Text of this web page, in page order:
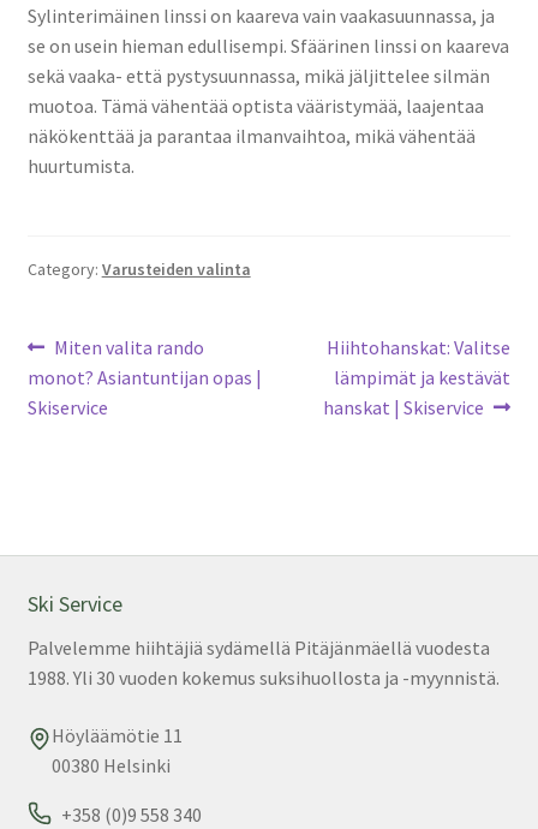
Sylinterimäinen linssi on kaareva vain vaakasuunnassa, ja
se on usein hieman edullisempi. Sfäärinen linssi on kaareva
sekä vaaka- että pystysuunnassa, mikä jäljittelee silmän
muotoa. Tämä vähentää optista vääristymää, laajentaa
näkökenttää ja parantaa ilmanvaihtoa, mikä vähentää
huurtumista.
Category: Varusteiden valinta
Artikkelien
selaus
Previous
post:
Miten valita rando
monot? Asiantuntijan opas |
Skiservice
Next
post:
Hiihtohanskat: Valitse
lämpimät ja kestävät
hanskat | Skiservice
Ski Service
Palvelemme hiihtäjiä sydämellä Pitäjänmäellä vuodesta
1988. Yli 30 vuoden kokemus suksihuollosta ja -myynnistä.
Höyläämötie 11
00380 Helsinki
+358 (0)9 558 340